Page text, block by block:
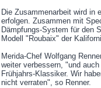
Die Zusammenarbeit wird in
erfolgen. Zusammen mit
Dämpfungs-System für den
Modell "Roubaix" der
Merida-Chef Wolfgang
weiter verbessern, "und
Frühjahrs-Klassiker. Wir
nicht verraten", so Renner.